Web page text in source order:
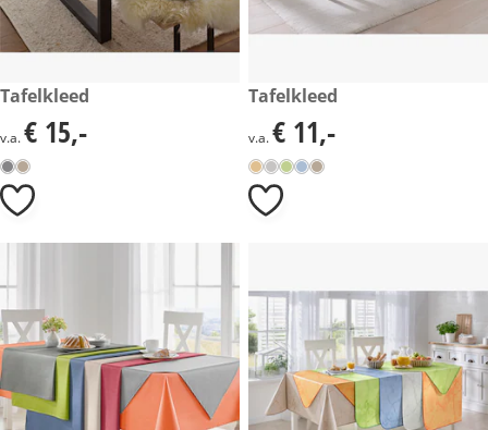
€ 15,-
Tafelkleed
€ 15,-
v.a.€ 15,-
€ 11,-
Tafelkleed
€ 11,-
v.a.€ 11,-